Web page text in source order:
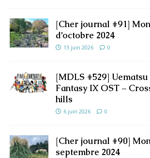
[Cher journal #91]
d’octobre 2024
13 juin 2026 0
[MDLS #529]
Fantasy IX OST –
hills
6 juin 2026 0
[Cher journal #90]
septembre 2024